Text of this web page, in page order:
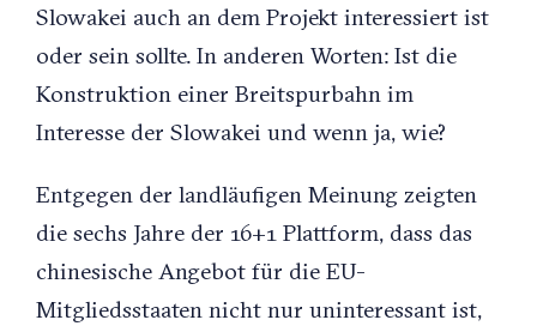
Slowakei auch an dem Projekt interessiert ist
oder sein sollte. In anderen Worten: Ist die
Konstruktion einer Breitspurbahn im
Interesse der Slowakei und wenn ja, wie?
Entgegen der landläufigen Meinung zeigten
die sechs Jahre der 16+1 Plattform, dass das
chinesische Angebot für die EU-
Mitgliedsstaaten nicht nur uninteressant ist,